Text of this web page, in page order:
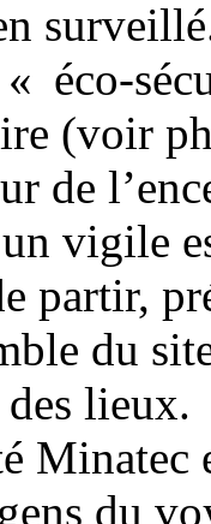
éco-
(voir
de
vigile
partir,
du
lieux.
Minatec
du